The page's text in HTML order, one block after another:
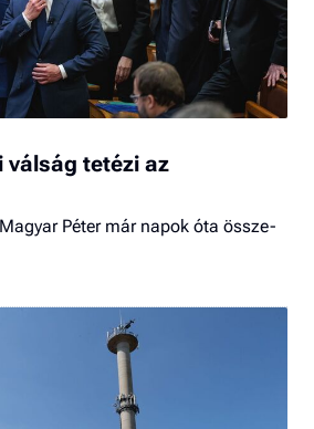
válság tetézi az
Péter már napok óta össze-